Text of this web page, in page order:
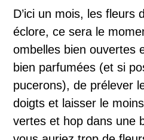
D’ici un mois, les fleurs
éclore, ce sera le
ombelles bien ouvertes
bien parfumées (et si
pucerons), de prélever
doigts et laisser le
vertes et hop dans une